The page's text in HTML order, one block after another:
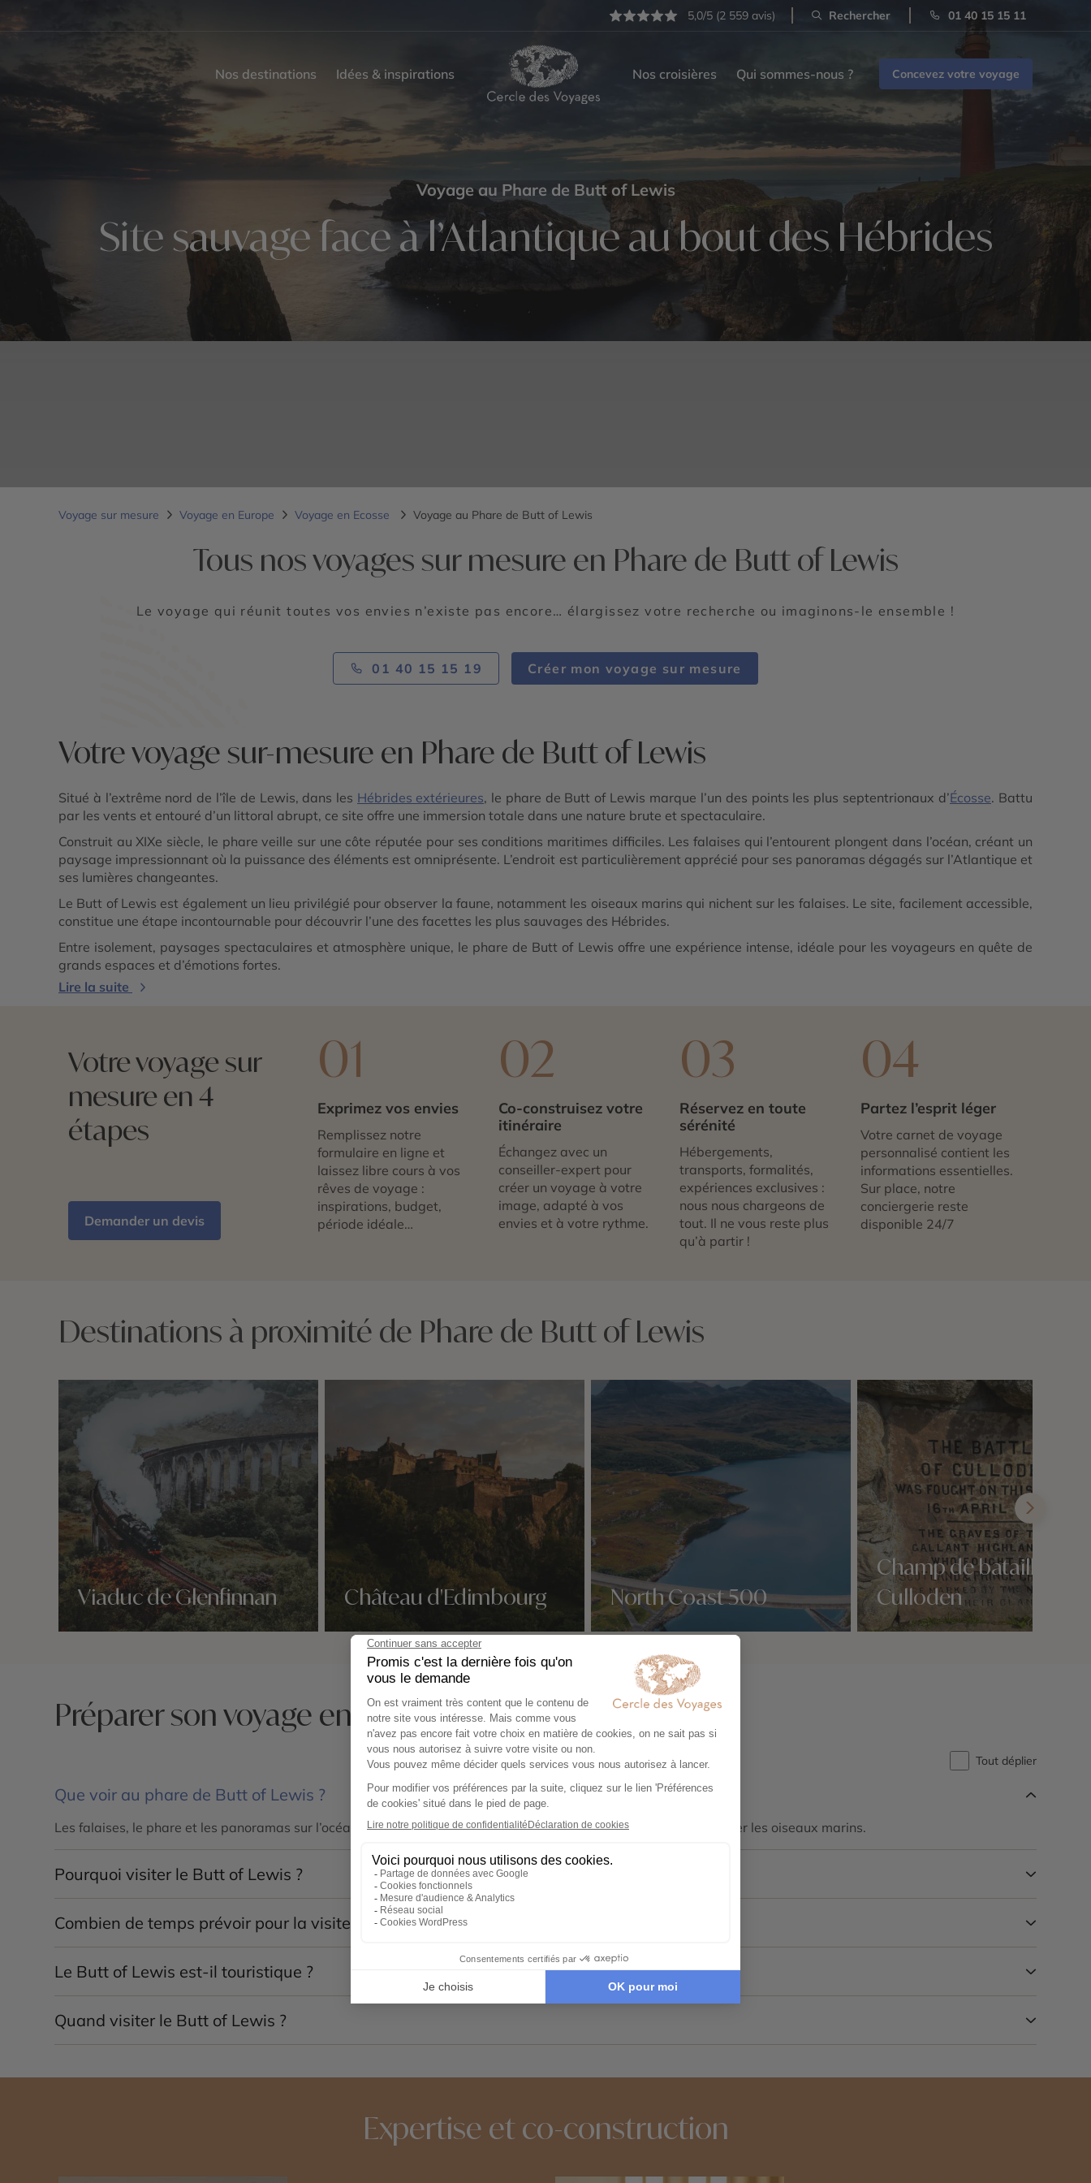
5,0/5 (2 559 avis) Rechercher 01 40 15 15 11
Nos destinations Idées & inspirations Nos croisières Qui sommes-nous ? Concevez votre voyage
Voyage au Phare de Butt of Lewis
Site sauvage face à l’Atlantique au bout des Hébrides
Voyage sur mesure Voyage en Europe Voyage en Ecosse Voyage au Phare de Butt of Lewis
Tous nos voyages sur mesure en Phare de Butt of Lewis
Le voyage qui réunit toutes vos envies n’existe pas encore… élargissez votre recherche ou imaginons-le ensemble !
01 40 15 15 19 Créer mon voyage sur mesure
Votre voyage sur-mesure en Phare de Butt of Lewis
Situé à l’extrême nord de l’île de Lewis, dans les Hébrides extérieures, le phare de Butt of Lewis marque l’un des points les plus septentrionaux d’Écosse. Battu
par les vents et entouré d’un littoral abrupt, ce site offre une immersion totale dans une nature brute et spectaculaire.
Construit au XIXe siècle, le phare veille sur une côte réputée pour ses conditions maritimes difficiles. Les falaises qui l’entourent plongent dans l’océan, créant un
paysage impressionnant où la puissance des éléments est omniprésente. L’endroit est particulièrement apprécié pour ses panoramas dégagés sur l’Atlantique et
ses lumières changeantes.
Le Butt of Lewis est également un lieu privilégié pour observer la faune, notamment les oiseaux marins qui nichent sur les falaises. Le site, facilement accessible,
constitue une étape incontournable pour découvrir l’une des facettes les plus sauvages des Hébrides.
Entre isolement, paysages spectaculaires et atmosphère unique, le phare de Butt of Lewis offre une expérience intense, idéale pour les voyageurs en quête de
grands espaces et d’émotions fortes.
Lire la suite
Votre voyage sur
mesure en 4
étapes
Demander un devis
01
Exprimez vos envies
Remplissez notre
formulaire en ligne et
laissez libre cours à vos
rêves de voyage :
inspirations, budget,
période idéale…
02
Co-construisez votre
itinéraire
Échangez avec un
conseiller-expert pour
créer un voyage à votre
image, adapté à vos
envies et à votre rythme.
03
Réservez en toute
sérénité
Hébergements,
transports, formalités,
expériences exclusives :
nous nous chargeons de
tout. Il ne vous reste plus
qu’à partir !
04
Partez l’esprit léger
Votre carnet de voyage
personnalisé contient les
informations essentielles.
Sur place, notre
conciergerie reste
disponible 24/7
Destinations à proximité de Phare de Butt of Lewis
Viaduc de Glenfinnan Château d'Edimbourg
Nos 1 idées voyage
North Coast 500
Champ de bataille de
Culloden
Préparer son voyage en Phare de Butt of Lewis
Tout déplier
Que voir au phare de Butt of Lewis ?
Les falaises, le phare et les panoramas sur l’océan sont les principaux attraits. Le site est aussi idéal pour observer les oiseaux marins.
Pourquoi visiter le Butt of Lewis ?
Pour découvrir un lieu sauvage et spectaculaire, au bout des Hébrides extérieures.
Combien de temps prévoir pour la visite ?
Le Butt of Lewis est-il touristique ?
Peu fréquenté, il offre une expérience authentique et préservée.
Quand visiter le Butt of Lewis ?
Expertise et co-construction